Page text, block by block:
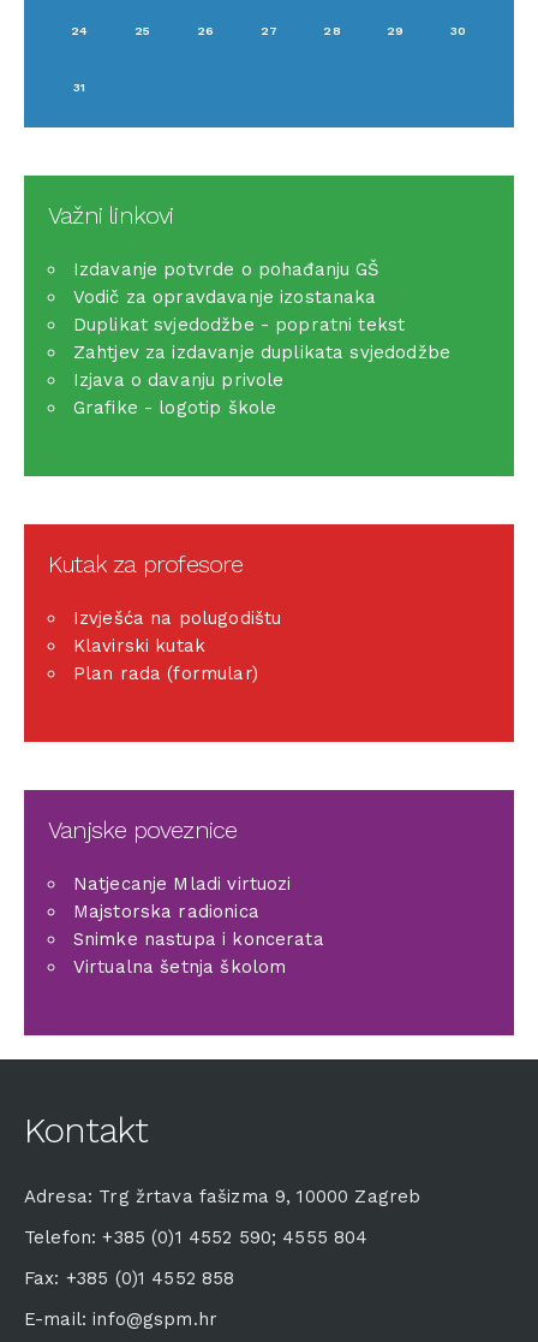
24 25 26 27 28 29 30
31
Važni linkovi
Izdavanje potvrde o pohađanju GŠ
Vodič za opravdavanje izostanaka
Duplikat svjedodžbe - popratni tekst
Zahtjev za izdavanje duplikata svjedodžbe
Izjava o davanju privole
Grafike - logotip škole
Kutak za profesore
Izvješća na polugodištu
Klavirski kutak
Plan rada (formular)
Vanjske poveznice
Natjecanje Mladi virtuozi
Majstorska radionica
Snimke nastupa i koncerata
Virtualna šetnja školom
Kontakt
Adresa: Trg žrtava fašizma 9, 10000 Zagreb
Telefon: +385 (0)1 4552 590; 4555 804
Fax: +385 (0)1 4552 858
E-mail: info@gspm.hr